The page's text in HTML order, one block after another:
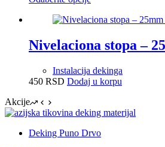
има
варијанти.
Опције
бити
изабране
производа.
Nivelaciona stopa –
Instalacija dekinga
450 RSD Dodaj u korpu
Akcije
Deking Puno Drvo